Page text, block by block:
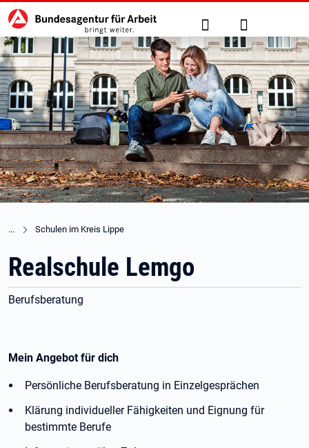
zu den Hauptinhalten springen
Hauptnavigation Suche Anmelden
Schulen im Kreis Lippe
Realschule Lemgo
Berufsberatung
Mein Angebot für dich
Persönliche Berufsberatung in Einzelgesprächen
Klärung individueller Fähigkeiten und Eignung für
bestimmte Berufe